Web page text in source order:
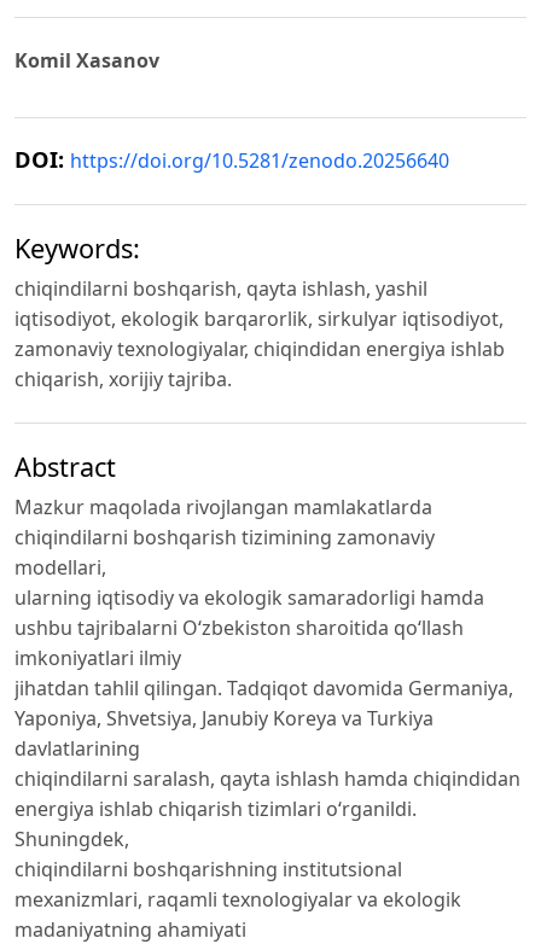
Komil Xasanov
DOI: https://doi.org/10.5281/zenodo.20256640
Keywords:
chiqindilarni boshqarish, qayta ishlash, yashil
iqtisodiyot, ekologik barqarorlik, sirkulyar iqtisodiyot,
zamonaviy texnologiyalar, chiqindidan energiya ishlab
chiqarish, xorijiy tajriba.
Abstract
Mazkur maqolada rivojlangan mamlakatlarda
chiqindilarni boshqarish tizimining zamonaviy
modellari,
ularning iqtisodiy va ekologik samaradorligi hamda
ushbu tajribalarni O‘zbekiston sharoitida qo‘llash
imkoniyatlari ilmiy
jihatdan tahlil qilingan. Tadqiqot davomida Germaniya,
Yaponiya, Shvetsiya, Janubiy Koreya va Turkiya
davlatlarining
chiqindilarni saralash, qayta ishlash hamda chiqindidan
energiya ishlab chiqarish tizimlari o‘rganildi.
Shuningdek,
chiqindilarni boshqarishning institutsional
mexanizmlari, raqamli texnologiyalar va ekologik
madaniyatning ahamiyati